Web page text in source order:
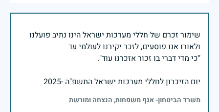
שימור זכרם של חללי מערכות ישראל הינו נתיב פועלנו
יום הזיכרון לחללי מערכות ישראל התשפ"ה -2025
משרד הביטחון- אגף משפחות, הנצחה ומורשת